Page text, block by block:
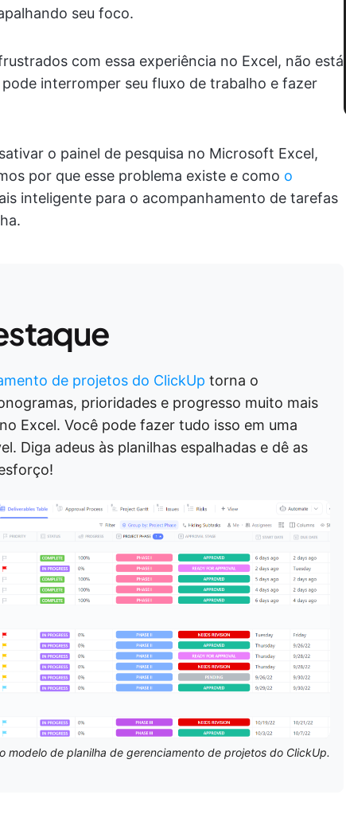
seu foco.
com essa experiência no Excel, não está
interromper seu fluxo de trabalho e fazer
o painel de pesquisa no Microsoft Excel,
por que esse problema existe e como o
inteligente para o acompanhamento de tarefas
de projetos do ClickUp torna o
prioridades e progresso muito mais
Excel. Você pode fazer tudo isso em uma
Diga adeus às planilhas espalhadas e dê as
modelo de planilha de gerenciamento de projetos do ClickUp.